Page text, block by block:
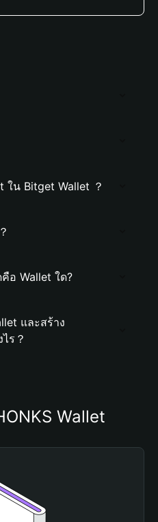
ใน Bitget Wallet ？
อ Wallet ใด?
และสร้าง
ร？
Wallet